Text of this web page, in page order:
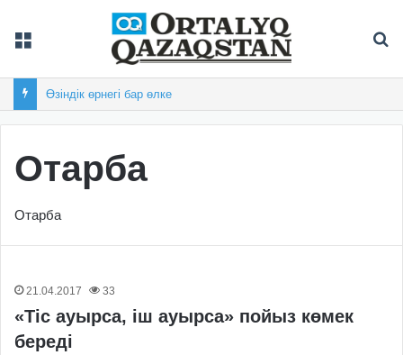
Өзіндік өрнегі бар өлке
Отарба
Отарба
21.04.2017 33
«Тіс ауырса, іш ауырса» пойыз көмек
береді